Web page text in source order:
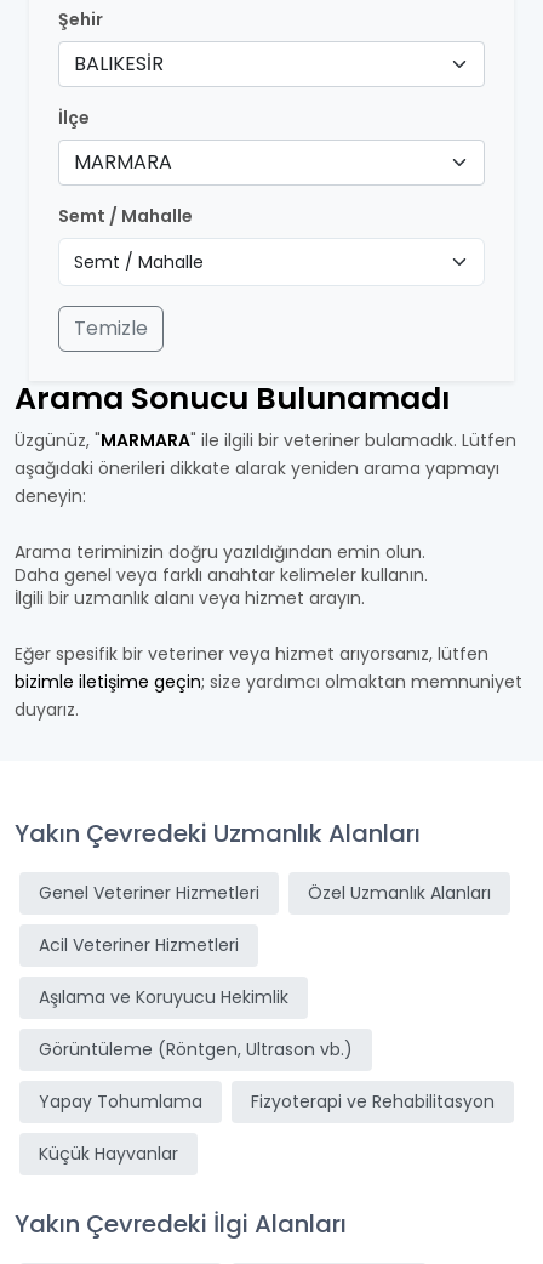
Şehir
BALIKESİR
İlçe
MARMARA
Semt / Mahalle
Temizle
Arama Sonucu Bulunamadı
Üzgünüz, "MARMARA" ile ilgili bir veteriner bulamadık. Lütfen
aşağıdaki önerileri dikkate alarak yeniden arama yapmayı
deneyin:
Arama teriminizin doğru yazıldığından emin olun.
Daha genel veya farklı anahtar kelimeler kullanın.
İlgili bir uzmanlık alanı veya hizmet arayın.
Eğer spesifik bir veteriner veya hizmet arıyorsanız, lütfen
bizimle iletişime geçin; size yardımcı olmaktan memnuniyet
duyarız.
Yakın Çevredeki Uzmanlık Alanları
Genel Veteriner Hizmetleri Özel Uzmanlık Alanları
Acil Veteriner Hizmetleri
Aşılama ve Koruyucu Hekimlik
Görüntüleme (Röntgen, Ultrason vb.)
Yapay Tohumlama Fizyoterapi ve Rehabilitasyon
Küçük Hayvanlar
Yakın Çevredeki İlgi Alanları